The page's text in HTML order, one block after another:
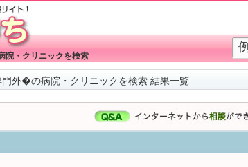
院・クリニックを検索
門外�の病院・クリニックを検索 結果一覧